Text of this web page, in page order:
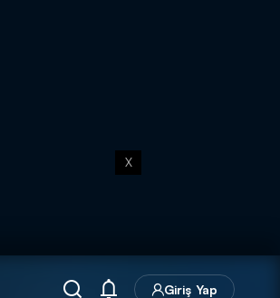
X
Giriş Yap